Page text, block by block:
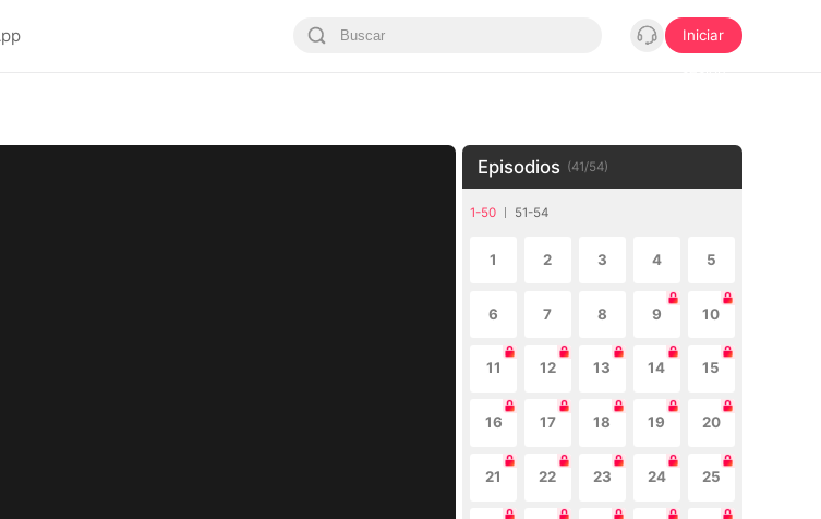
Iniciar
Episodios (41/54)
1-50 51-54
1 2 3 4 5
6 7 8 9 10
11 12 13 14 15
16 17 18 19 20
21 22 23 24 25